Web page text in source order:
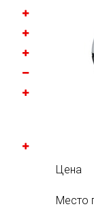
Цена
Место